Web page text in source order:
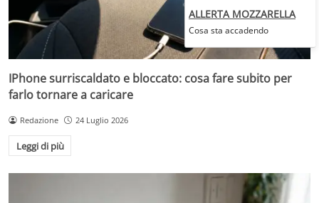
IPhone surriscaldato e bloccato: cosa fare subito per
farlo tornare a caricare
Redazione 24 Luglio 2026
Leggi di più
ALLERTA MOZZARELLA
Cosa sta accadendo